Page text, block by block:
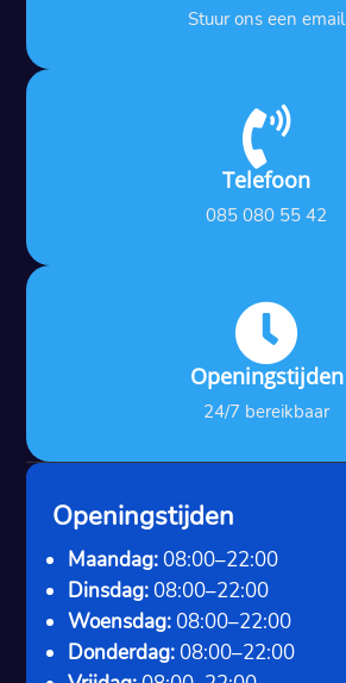
Stuur ons een email

Telefoon
085 080 55 42

Openingstijden
24/7 bereikbaar
Openingstijden
Maandag: 08:00–22:00
Dinsdag: 08:00–22:00
Woensdag: 08:00–22:00
Donderdag: 08:00–22:00